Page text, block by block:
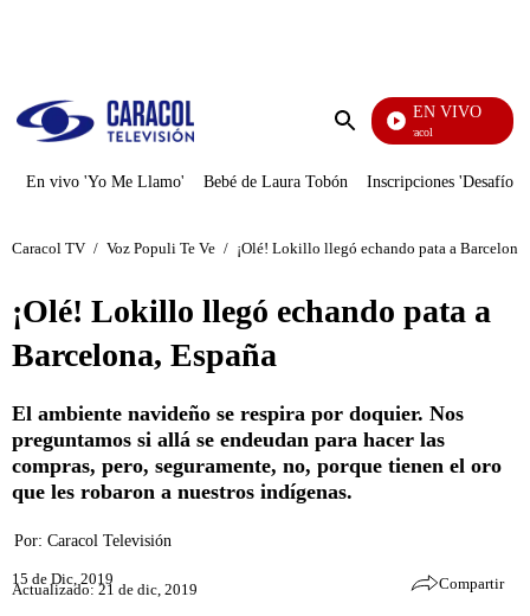
Enviar
EN VIVO
Noticias Caracol
En vivo 'Yo Me Llamo' Bebé de Laura Tobón Inscripciones 'Desafío'
Caracol TV / Voz Populi Te Ve / ¡Olé! Lokillo llegó echando pata a Barcelona,
¡Olé! Lokillo llegó echando pata a
Barcelona, España
El ambiente navideño se respira por doquier. Nos
preguntamos si allá se endeudan para hacer las
compras, pero, seguramente, no, porque tienen el oro
que les robaron a nuestros indígenas.
Por: Caracol Televisión
15 de Dic, 2019
Actualizado: 21 de dic, 2019 Compartir